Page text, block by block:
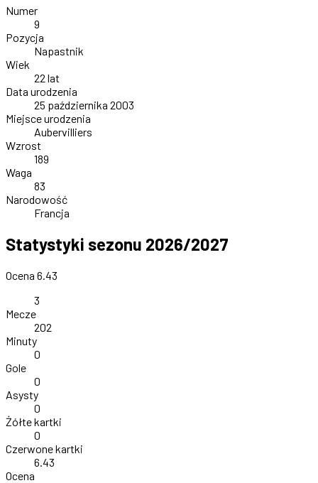
Numer
9
Pozycja
Napastnik
Wiek
22 lat
Data urodzenia
25 października 2003
Miejsce urodzenia
Aubervilliers
Wzrost
189
Waga
83
Narodowość
Francja
Statystyki sezonu 2026/2027
Ocena 6.43
3
Mecze
202
Minuty
0
Gole
0
Asysty
0
Żółte kartki
0
Czerwone kartki
6.43
Ocena